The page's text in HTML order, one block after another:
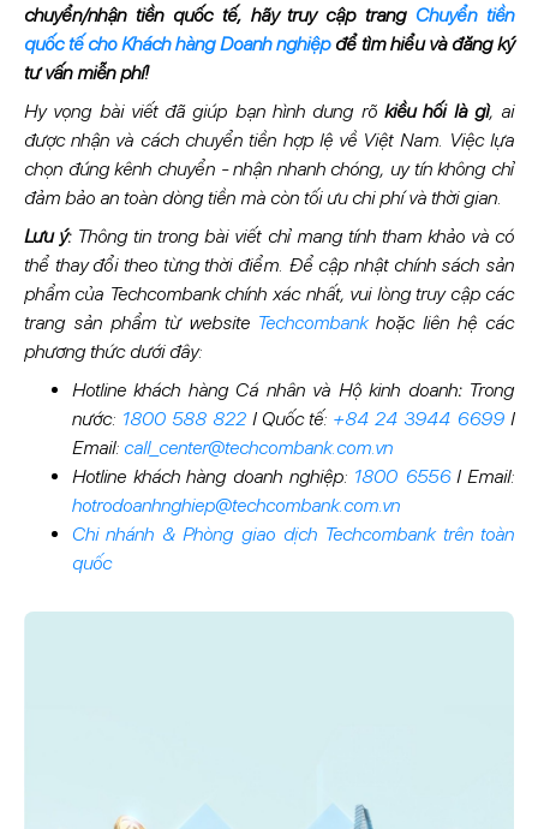
chuyển/nhận tiền quốc tế, hãy truy cập trang Chuyển tiền
quốc tế cho Khách hàng Doanh nghiệpđể tìm hiểu và đăng ký
tư vấn miễn phí!
Hy vọng bài viết đã giúp bạn hình dung rõ kiều hối là gì, ai
được nhận và cách chuyển tiền hợp lệ về Việt Nam. Việc lựa
chọn đúng kênh chuyển - nhận nhanh chóng, uy tín không chỉ
đảm bảo an toàn dòng tiền mà còn tối ưu chi phí và thời gian.
Lưu ý: Thông tin trong bài viết chỉ mang tính tham khảo và có
thể thay đổi theo từng thời điểm. Để cập nhật chính sách sản
phẩm của Techcombank chính xác nhất, vui lòng truy cập các
trang sản phẩm từ website Techcombankhoặc liên hệ các
phương thức dưới đây:
Hotline khách hàng Cá nhân và Hộ kinh doanh: Trong
nước: 1800 588 822I Quốc tế: +84 24 3944 6699 I
Email: call_center@techcombank.com.vn
Hotline khách hàng doanh nghiệp: 1800 6556I Email:
hotrodoanhnghiep@techcombank.com.vn
Chi nhánh & Phòng giao dịch Techcombank trên toàn
quốc